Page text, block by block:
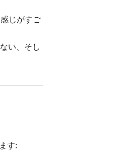
じがすご
い、そし
す: